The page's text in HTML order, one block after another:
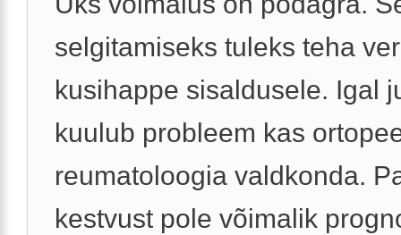
selgitamiseks tuleks teha
kusihappe sisaldusele. Igal
kuulub probleem kas
reumatoloogia valdkonda.
kestvust pole võimalik